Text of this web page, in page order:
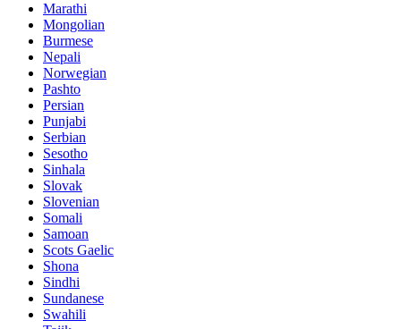
Marathi
Mongolian
Burmese
Nepali
Norwegian
Pashto
Persian
Punjabi
Serbian
Sesotho
Sinhala
Slovak
Slovenian
Somali
Samoan
Scots Gaelic
Shona
Sindhi
Sundanese
Swahili